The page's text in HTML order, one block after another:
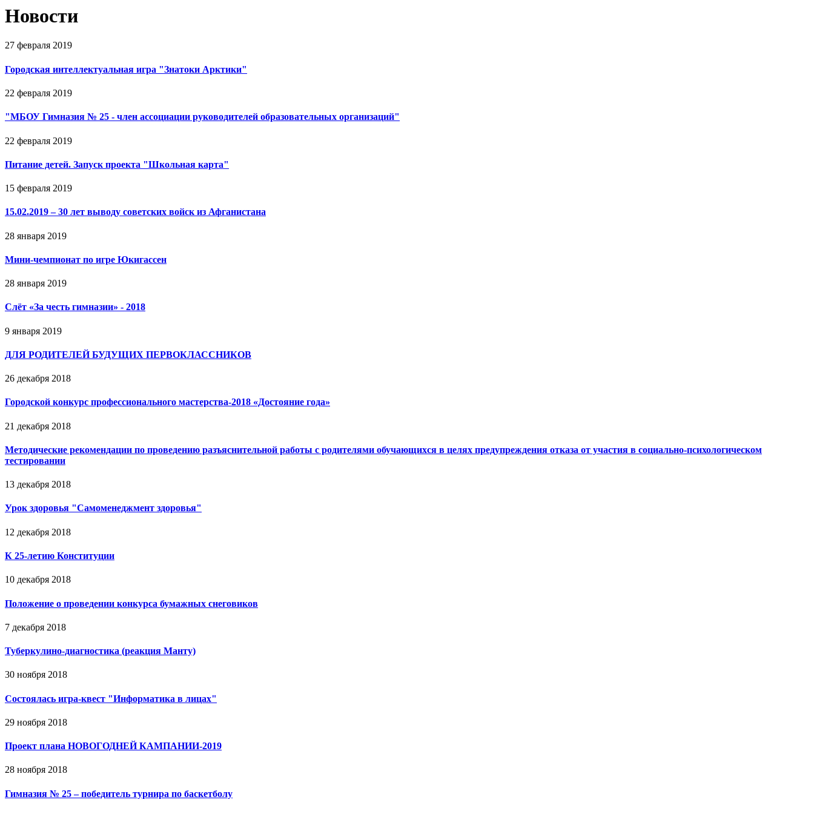
Новости
27 февраля 2019
Городская интеллектуальная игра "Знатоки Арктики"
22 февраля 2019
"МБОУ Гимназия № 25 - член ассоциации руководителей образовательных организаций"
22 февраля 2019
Питание детей. Запуск проекта "Школьная карта"
15 февраля 2019
15.02.2019 – 30 лет выводу советских войск из Афганистана
28 января 2019
Мини-чемпионат по игре Юкигассен
28 января 2019
Слёт «За чеcть гимназии» - 2018
9 января 2019
ДЛЯ РОДИТЕЛЕЙ БУДУЩИХ ПЕРВОКЛАССНИКОВ
26 декабря 2018
Городской конкурс профессионального мастерства-2018 «Достояние года»
21 декабря 2018
Методические рекомендации по проведению разъяснительной работы с родителями обучающихся в целях предупреждения отказа от участия в социально-психологическом
тестировании
13 декабря 2018
Урок здоровья "Самоменеджмент здоровья"
12 декабря 2018
К 25-летию Конституции
10 декабря 2018
Положение о проведении конкурса бумажных снеговиков
7 декабря 2018
Туберкулино-диагностика (реакция Манту)
30 ноября 2018
Состоялась игра-квест "Информатика в лицах"
29 ноября 2018
Проект плана НОВОГОДНЕЙ КАМПАНИИ-2019
28 ноября 2018
Гимназия № 25 – победитель турнира по баскетболу